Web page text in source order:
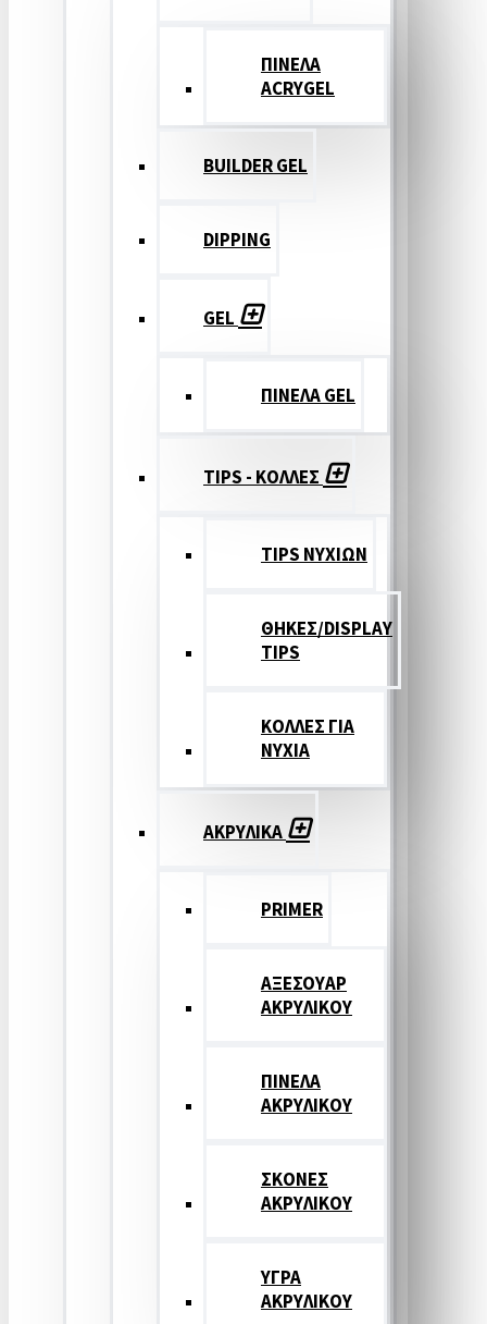
ΠΙΝΕΛΑ
ACRYGEL
BUILDER GEL
DIPPING
GEL
ΠΙΝΕΛΑ GEL
TIPS - ΚΟΛΛΕΣ
TIPS ΝΥΧΙΩΝ
ΘΗΚΕΣ/DISPLAY
TIPS
ΚΟΛΛΕΣ ΓΙΑ
ΝΥΧΙΑ
ΑΚΡΥΛΙΚΑ
PRIMER
ΑΞΕΣΟΥΑΡ
ΑΚΡΥΛΙΚΟΥ
ΠΙΝΕΛΑ
ΑΚΡΥΛΙΚΟΥ
ΣΚΟΝΕΣ
ΑΚΡΥΛΙΚΟΥ
ΥΓΡΑ
ΑΚΡΥΛΙΚΟΥ